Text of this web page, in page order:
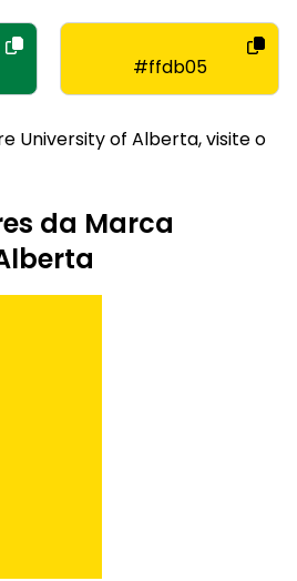
#ffdb05
University of Alberta, visite o
da Marca